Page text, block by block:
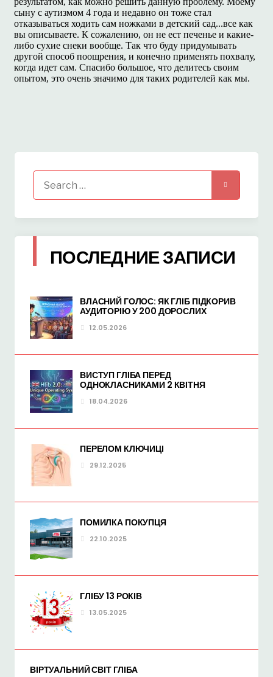
for:
ПОСЛЕДНИЕ ЗАПИСИ
ВЛАСНИЙ ГОЛОС: ЯК ГЛІБ ПІДКОРИВ
АУДИТОРІЮ У 200 ДОРОСЛИХ
12.05.2026
ВИСТУП ГЛІБА ПЕРЕД
ОДНОКЛАСНИКАМИ 2 КВІТНЯ
18.04.2026
ПЕРЕЛОМ КЛЮЧИЦІ
29.12.2025
ПОМИЛКА ПОКУПЦЯ
22.10.2025
ГЛІБУ 13 РОКІВ
13.05.2025
ВІРТУАЛЬНИЙ СВІТ ГЛІБА